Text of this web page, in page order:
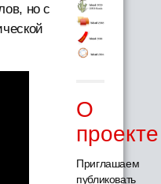
но с
О
проекте
Приглашаем
публиковать